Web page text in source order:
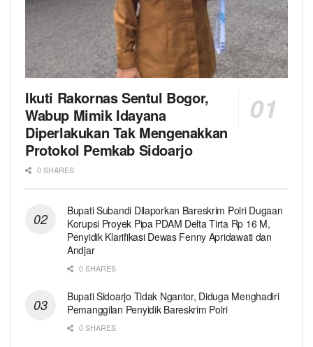
Ikuti Rakornas Sentul Bogor,
Wabup Mimik Idayana
Diperlakukan Tak Mengenakkan
Protokol Pemkab Sidoarjo
0 SHARES
Bupati Subandi Dilaporkan Bareskrim Polri Dugaan
Korupsi Proyek Pipa PDAM Delta Tirta Rp 16 M,
Penyidik Klarifikasi Dewas Fenny Apridawati dan
Andjar
0 SHARES
Bupati Sidoarjo Tidak Ngantor, Diduga Menghadiri
Pemanggilan Penyidik Bareskrim Polri
0 SHARES